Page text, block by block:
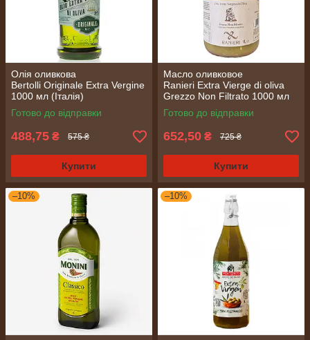
Олія оливкова
Bertolli Originale Extra Vergine
1000 мл (Італія)
Готово до відправки
488,75 ₴ 575 ₴
Купити
Масло оливковое
Ranieri Extra Vierge di oliva
Grezzo Non Filtrato 1000 мл
(Италия)
Готово до відправки
652,50 ₴ 725 ₴
Купити
–10% –10%